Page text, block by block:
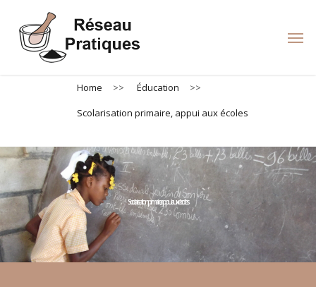
main
Home >> Éducation
>>
Scolarisation primaire, appui aux écoles
Scolarisation primaire, appui aux écoles